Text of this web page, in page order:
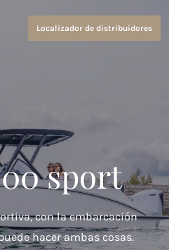
Localizador de distribuidores
sport
con la embarcación
hacer ambas cosas.